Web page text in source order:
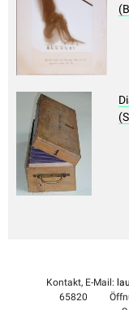
Kontakt, E-Mail:
65820